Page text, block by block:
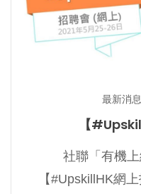
最新消息
【
社聯「有機
【#UpskillHK網